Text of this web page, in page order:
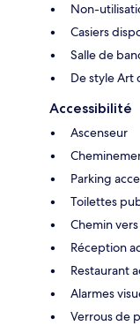
Non-
Casiers
Salle de
De style Art
Accessibilité
Ascenseur
Parking
Toilettes
Chemin
Réception
Restaurant
Alarmes
Verrous de